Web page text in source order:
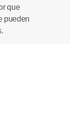
que
pueden